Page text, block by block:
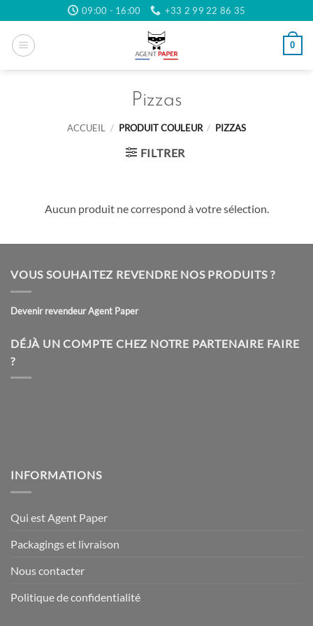
au
contenu
09:00 - 16:00 +33 2 99 22 86 35
0
Pizzas
ACCUEIL / PRODUIT COULEUR / PIZZAS
FILTRER
Aucun produit ne correspond à votre sélection.
VOUS SOUHAITEZ REVENDRE NOS PRODUITS ?
Devenir revendeur Agent Paper
DÉJÀ UN COMPTE CHEZ NOTRE PARTENAIRE FAIRE
?
INFORMATIONS
Qui est Agent Paper
Packagings et livraison
Nous contacter
Politique de confidentialité